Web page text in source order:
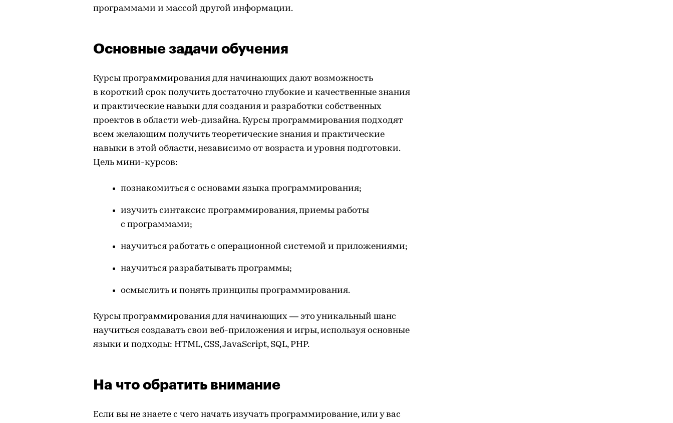
программами и массой другой информации.
Основные задачи обучения
Курсы программирования для начинающих дают возможность
в короткий срок получить достаточно глубокие и качественные знания
и практические навыки для создания и разработки собственных
проектов в области web-дизайна. Курсы программирования подходят
всем желающим получить теоретические знания и практические
навыки в этой области, независимо от возраста и уровня подготовки.
Цель мини-курсов:
познакомиться с основами языка программирования;
изучить синтаксис программирования, приемы работы
с программами;
научиться работать с операционной системой и приложениями;
научиться разрабатывать программы;
осмыслить и понять принципы программирования.
Курсы программирования для начинающих — это уникальный шанс
научиться создавать свои веб-приложения и игры, используя основные
языки и подходы: HTML, CSS, JavaScript, SQL, PHP.
На что обратить внимание
Если вы не знаете с чего начать изучать программирование, или у вас